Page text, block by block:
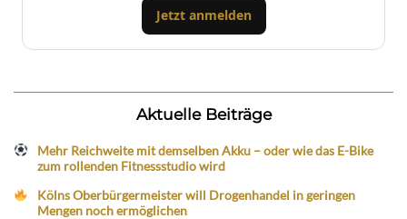
Jetzt anmelden
Aktuelle Beiträge
Mehr Reichweite mit demselben Akku – oder wie das E-Bike
zum rollenden Fitnessstudio wird
Kölns Oberbürgermeister will Drogenhandel in geringen
Mengen noch ermöglichen